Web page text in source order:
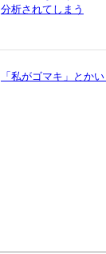
分析されてしまう
「私がゴマキ」とか